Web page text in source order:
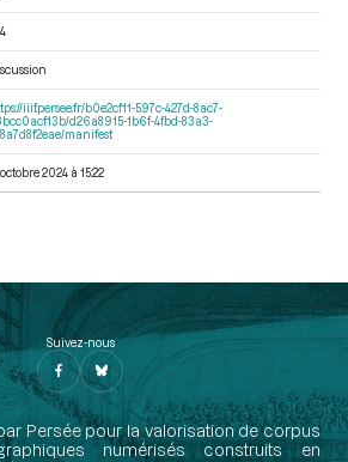
iiif.persee.fr/b0e2cf11-597c-427d-8ac7-
d26a8915-1b6f-4fbd-83a3-
manifest
octobre 2024 à 15:22
Suivez-nous
Persée pour la valorisation de corpus
numérisés construits en